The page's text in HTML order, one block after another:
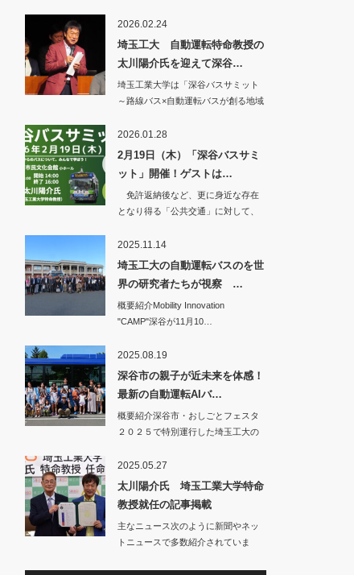
2026.02.24
埼玉工大 自動運転特命教授の
太川陽介氏を迎えて深谷…
埼玉工業大学は「深谷バスサミット
～路線バス×自動運転バスが創る地域
2026.01.28
2月19日（木）「深谷バスサミ
ット」開催！ゲストは…
免許返納後など、更に身近な存在
となり得る「公共交通」に対して、
2025.11.14
埼玉工大の自動運転バスのを世
界の研究者たちが視察 …
概要紹介Mobility Innovation
"CAMP"深谷が11月10…
2025.08.19
深谷市の親子が近未来を体感！
最新の自動運転AIバ…
概要紹介深谷市・おしごとフェスタ
２０２５で特別運行した埼玉工大の
2025.05.27
太川陽介氏 埼玉工業大学特命
教授就任の記事掲載
主なニュース次のように新聞やネッ
トニュースで多数紹介されていま